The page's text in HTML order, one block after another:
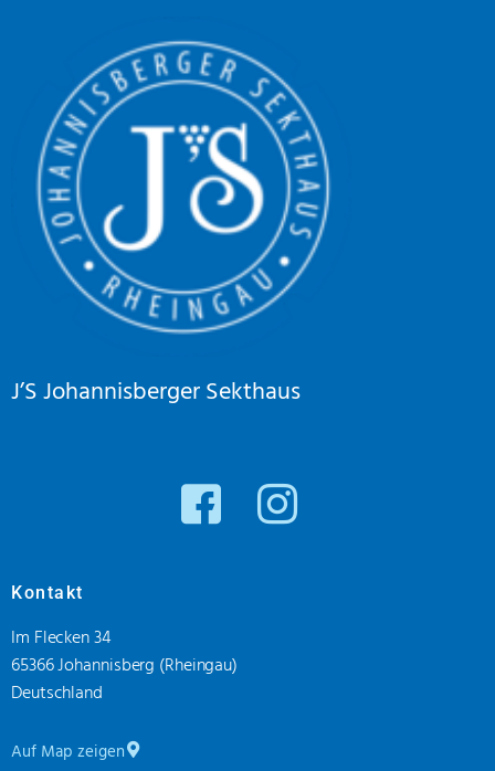
J’S Johannisberger Sekthaus
Kontakt
Im Flecken 34
65366 Johannisberg (Rheingau)
Deutschland
Auf Map zeigen